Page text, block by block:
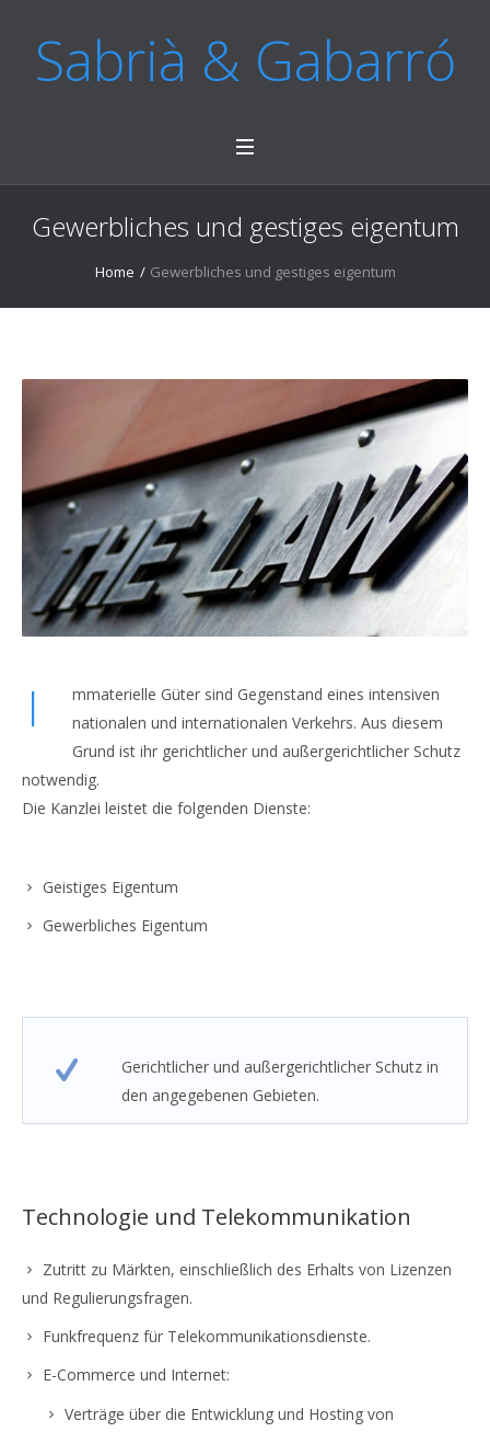
Sabrià & Gabarró
Gewerbliches und gestiges eigentum
Home / Gewerbliches und gestiges eigentum
I
mmaterielle Güter sind Gegenstand eines intensiven
nationalen und internationalen Verkehrs. Aus diesem
Grund ist ihr gerichtlicher und außergerichtlicher Schutz
notwendig.
Die Kanzlei leistet die folgenden Dienste:
Geistiges Eigentum
Gewerbliches Eigentum
Gerichtlicher und außergerichtlicher Schutz in
den angegebenen Gebieten.
Technologie und Telekommunikation
Zutritt zu Märkten, einschließlich des Erhalts von Lizenzen
und Regulierungsfragen.
Funkfrequenz für Telekommunikationsdienste.
E-Commerce und Internet:
Verträge über die Entwicklung und Hosting von